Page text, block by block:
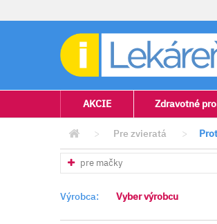
AKCIE Zdravotné
> Pre zvieratá >
pre mačky
Výrobca: Vyber výrobcu